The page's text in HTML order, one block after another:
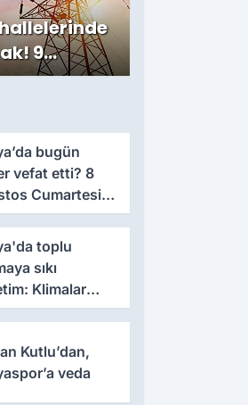
9
bugün
vefat etti? 8
Cumartesi
toplu
sıkı
Klimalar
ediliyor
Kutlu’dan,
veda